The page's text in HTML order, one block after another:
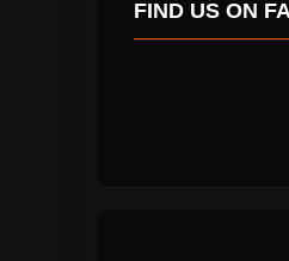
FIND US ON